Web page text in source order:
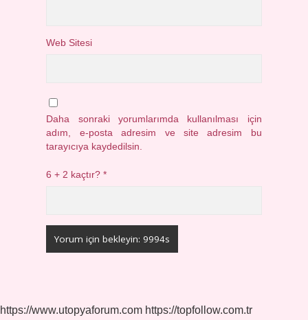
Web Sitesi
Daha sonraki yorumlarımda kullanılması için
adım, e-posta adresim ve site adresim bu
tarayıcıya kaydedilsin.
6 + 2 kaçtır?*
https://www.utopyaforum.com https://topfollow.com.tr